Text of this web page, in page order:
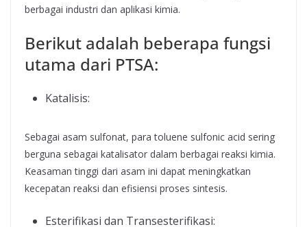
berbagai industri dan aplikasi kimia.
Berikut adalah beberapa fungsi
utama dari PTSA:
Katalisis:
Sebagai asam sulfonat, para toluene sulfonic acid sering
berguna sebagai katalisator dalam berbagai reaksi kimia.
Keasaman tinggi dari asam ini dapat meningkatkan
kecepatan reaksi dan efisiensi proses sintesis.
Esterifikasi dan Transesterifikasi: